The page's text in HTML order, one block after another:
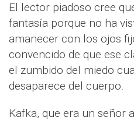
El lector piadoso cree
fantasía porque no ha
amanecer con los ojos
convencido de que ese
el zumbido del miedo
desaparece del cuerpo.
Kafka, que era un señor